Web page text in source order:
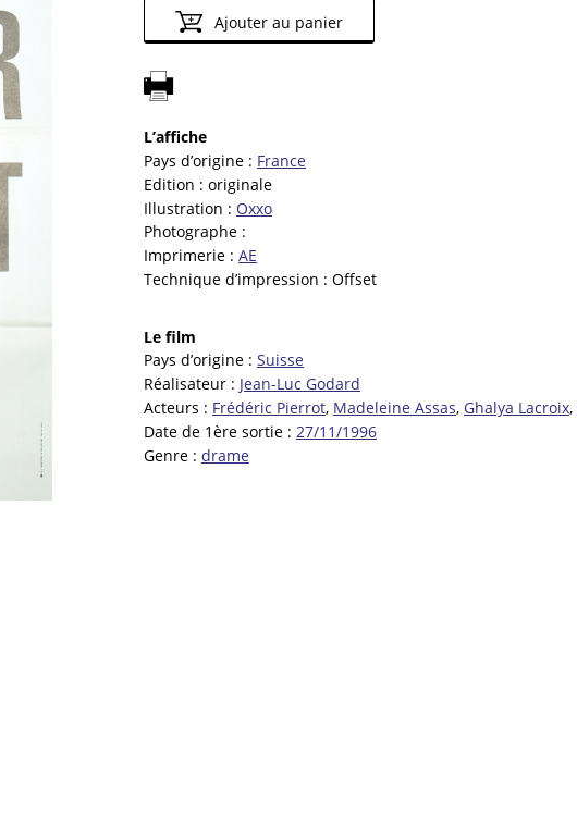
Ajouter au panier
L’affiche
Pays d’origine : France
Edition : originale
Illustration : Oxxo
Photographe :
Imprimerie : AE
Technique d’impression : Offset
Le film
Pays d’origine : Suisse
Réalisateur : Jean-Luc Godard
Acteurs : Frédéric Pierrot, Madeleine Assas, Ghalya Lacroix,
Date de 1ère sortie : 27/11/1996
Genre : drame